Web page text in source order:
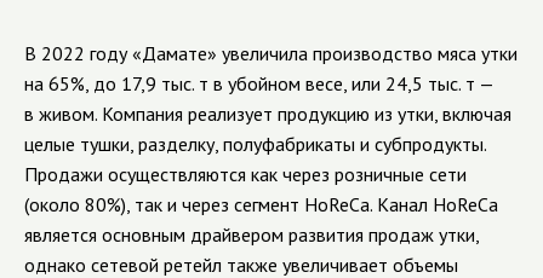
В 2022 году «Дамате» увеличила производство мяса утки
на 65%, до 17,9 тыс. т в убойном весе, или 24,5 тыс. т —
в живом. Компания реализует продукцию из утки, включая
целые тушки, разделку, полуфабрикаты и субпродукты.
Продажи осуществляются как через розничные сети
(около 80%), так и через сегмент HoReCa. Канал HoReCa
является основным драйвером развития продаж утки,
однако сетевой ретейл также увеличивает объемы